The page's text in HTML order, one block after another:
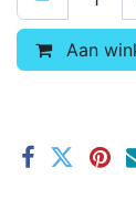
Aan